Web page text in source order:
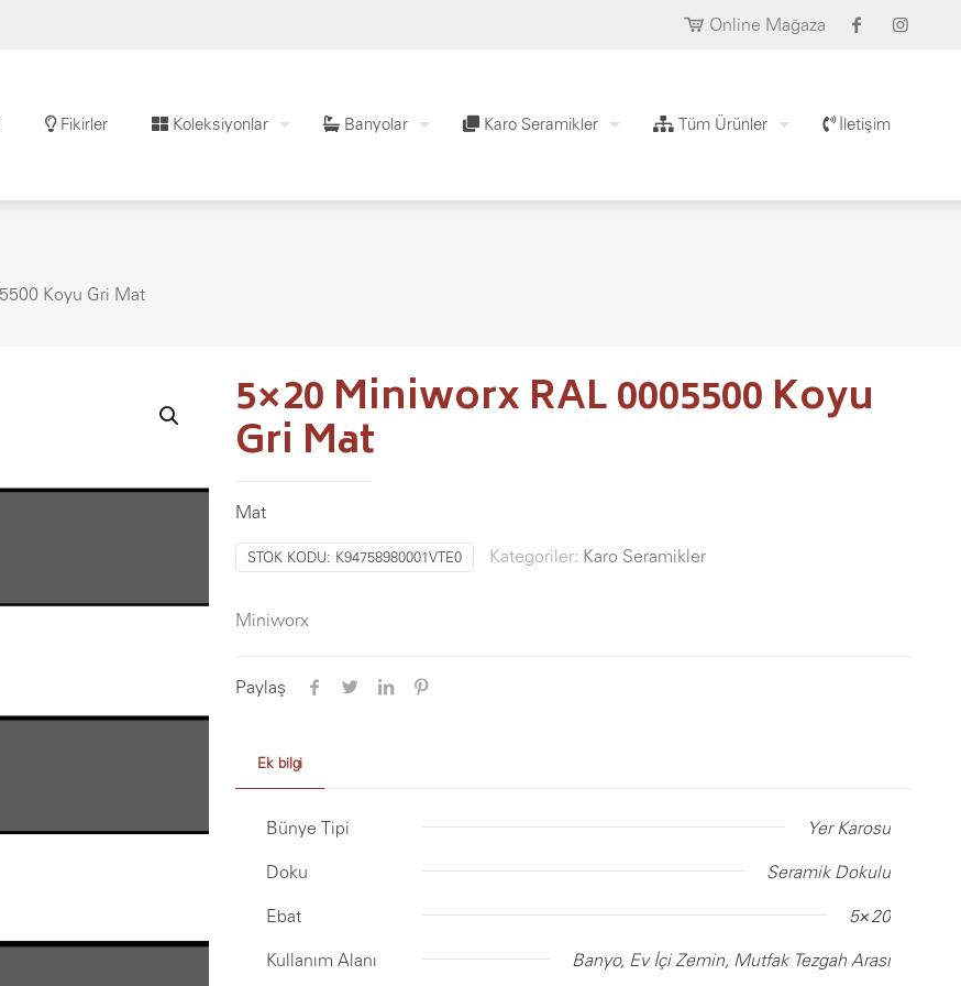
Online Mağaza
Fikirler Koleksiyonlar Banyolar Karo Seramikler Tüm Ürünler İletişim
Koyu Gri Mat
5×20 Miniworx RAL 0005500 Koyu
Gri Mat
Mat
STOK KODU: K94758980001VTE0 Kategoriler: Karo Seramikler
Miniworx
Paylaş
Ek bilgi
Bünye Tipi Yer Karosu
Doku Seramik Dokulu
Ebat 5×20
Kullanım Alanı Banyo, Ev İçi Zemin, Mutfak Tezgah Arası